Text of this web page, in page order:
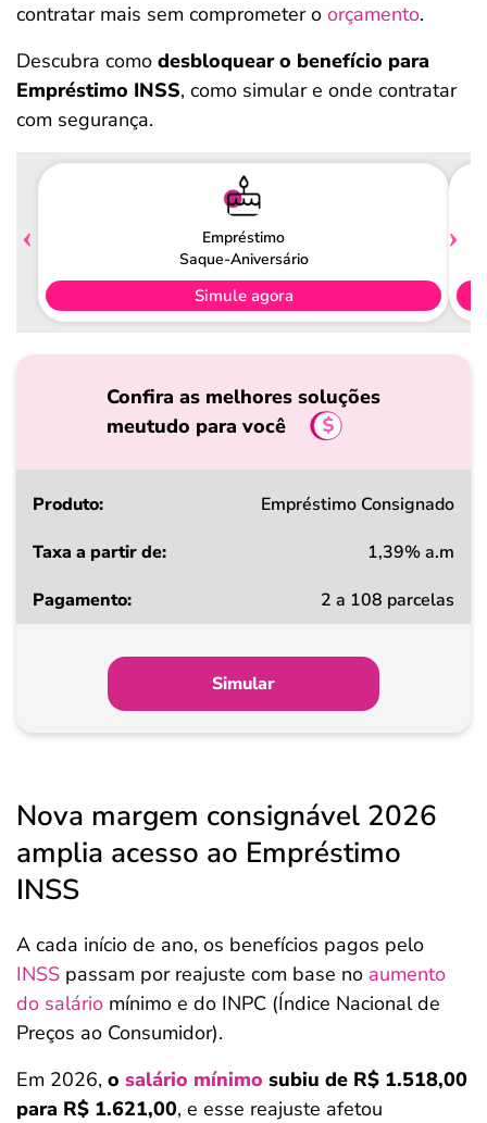
contratar mais sem comprometer o orçamento.
Descubra como desbloquear o benefício para
Empréstimo INSS, como simular e onde contratar
com segurança.
Empréstimo
Saque-Aniversário
Simule agora
Confira as melhores soluções
meutudo para você
Produto
a
Pagamento
Empréstimo Consignado
1,39% a.m
2 a 108 parcelas
Simular
Nova margem consignável 2026
amplia acesso ao Empréstimo
INSS
A cada início de ano, os benefícios pagos pelo
INSS passam por reajuste com base no aumento
do salário mínimo e do INPC (Índice Nacional de
Preços ao Consumidor).
Em 2026, o salário mínimo subiu de R$ 1.518,00
para R$ 1.621,00, e esse reajuste afetou